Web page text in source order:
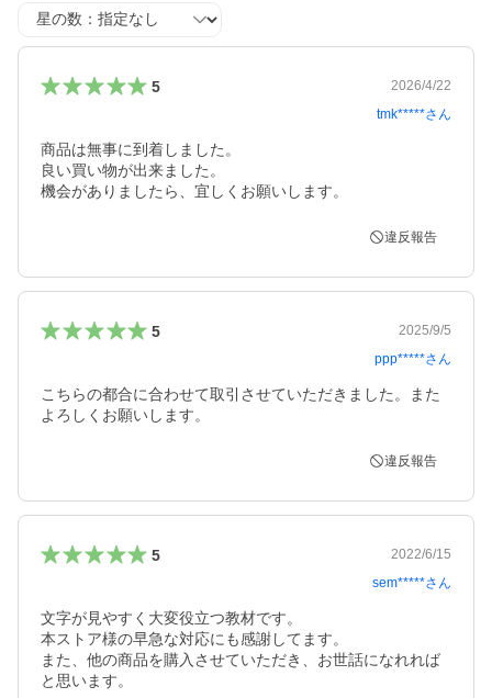
星の数
5
2026/4/22
tmk*****さん
商品は無事に到着しました。
良い買い物が出来ました。
機会がありましたら、宜しくお願いします。
違反報告
5
2025/9/5
ppp*****さん
こちらの都合に合わせて取引させていただきました。また
よろしくお願いします。
違反報告
5
2022/6/15
sem*****さん
文字が見やすく大変役立つ教材です。
本ストア様の早急な対応にも感謝してます。
また、他の商品を購入させていただき、お世話になれれば
と思います。